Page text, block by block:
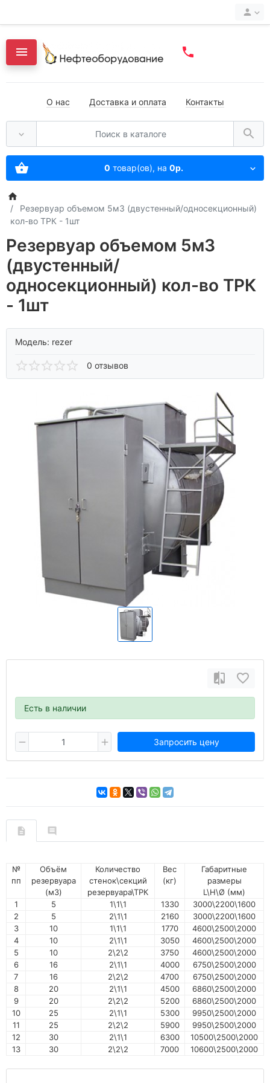
О нас Доставка и оплата Контакты
0 товар(ов), на 0р.
Резервуар объемом 5м3 (двустенный/односекционный)
кол-во ТРК - 1шт
Резервуар объемом 5м3
(двустенный/
односекционный) кол-во ТРК
- 1шт
Модель: rezer
0 отзывов
Есть в наличии
Запросить цену
№
пп
Объём
резервуара
(м3)
Количество
стенок\секций
резервуара\ТРК
Вес
(кг)
Габаритные
размеры
L\H\Ø (мм)
1
5 1\1\1 1330
3000\2200\1600
2
5 2\1\1 2160
3000\2200\1600
3
10 1\1\1 1770
4600\2500\2000
4
10 2\1\1 3050
4600\2500\2000
5
10 2\2\2 3750
4600\2500\2000
6
16 2\1\1 4000
6750\2500\2000
7
16 2\2\2 4700
6750\2500\2000
8
20 2\1\1 4500
6860\2500\2000
9
20 2\2\2 5200
6860\2500\2000
10
25 2\1\1 5300
9950\2500\2000
11
25 2\2\2 5900
9950\2500\2000
12
30 2\1\1 6300
10500\2500\2000
13
30 2\2\2 7000 10600\2500\2000